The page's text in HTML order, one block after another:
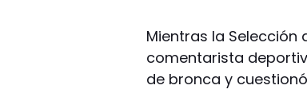
Mientras la Selección
comentarista
de bronca y